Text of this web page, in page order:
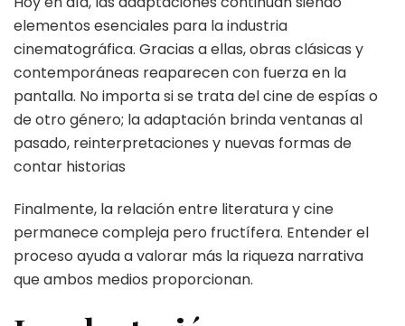
elementos esenciales para la industria
cinematográfica. Gracias a ellas, obras clásicas y
contemporáneas reaparecen con fuerza en la
pantalla. No importa si se trata del cine de espías o
de otro género; la adaptación brinda ventanas al
pasado, reinterpretaciones y nuevas formas de
contar historias
Finalmente, la relación entre literatura y cine
permanece compleja pero fructífera. Entender el
proceso ayuda a valorar más la riqueza narrativa
que ambos medios proporcionan.